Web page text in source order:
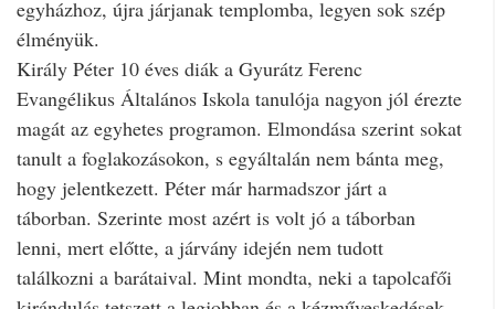
egyházhoz, újra járjanak templomba, legyen sok szép
élményük.
Király Péter 10 éves diák a Gyurátz Ferenc
Evangélikus Általános Iskola tanulója nagyon jól érezte
magát az egyhetes programon. Elmondása szerint sokat
tanult a foglakozásokon, s egyáltalán nem bánta meg,
hogy jelentkezett. Péter már harmadszor járt a
táborban. Szerinte most azért is volt jó a táborban
lenni, mert előtte, a járvány idején nem tudott
találkozni a barátaival. Mint mondta, neki a tapolcafői